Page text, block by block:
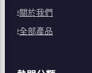
關於我們
全部產品